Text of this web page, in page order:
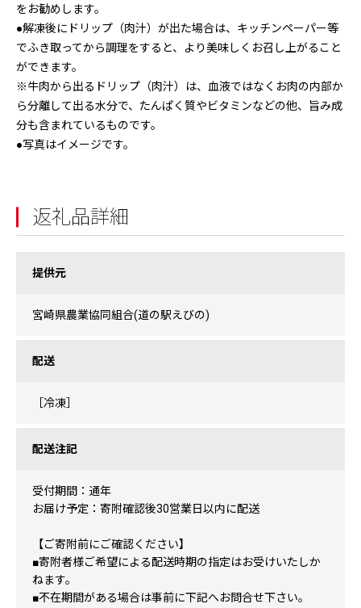
をお勧めします。
●解凍後にドリップ（肉汁）が出た場合は、キッチンペーパー等
でふき取ってから調理をすると、より美味しくお召し上がること
ができます。
※牛肉から出るドリップ（肉汁）は、血液ではなくお肉の内部か
ら分離して出る水分で、たんぱく質やビタミンなどの他、旨み成
分も含まれているものです。
●写真はイメージです。
返礼品詳細
提供元
宮崎県農業協同組合(道の駅えびの)
配送
［冷凍］
配送注記
受付期間：通年
お届け予定：寄附確認後30営業日以内に配送
【ご寄附前にご確認ください】
■寄附者様ご希望による配送時期の指定はお受けいたしか
ねます。
■不在期間がある場合は事前に下記へお問合せ下さい。